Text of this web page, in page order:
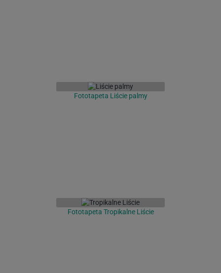
Fototapeta Liście palmy
Fototapeta Tropikalne Liście